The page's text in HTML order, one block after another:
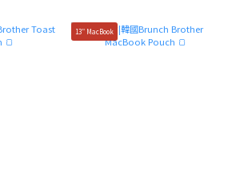
13'' MacBook